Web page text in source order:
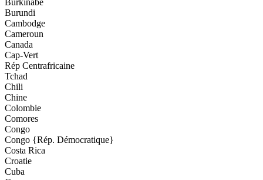
Burkinabé
Burundi
Cambodge
Cameroun
Canada
Cap-Vert
Rép Centrafricaine
Tchad
Chili
Chine
Colombie
Comores
Congo
Congo {Rép. Démocratique}
Costa Rica
Croatie
Cuba